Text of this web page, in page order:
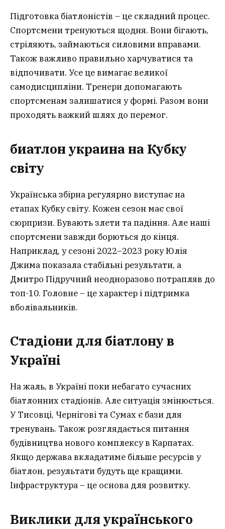
Підготовка біатлоністів – це складний процес.
Спортсмени тренуються щодня. Вони бігають,
стріляють, займаються силовими вправами.
Також важливо правильно харчуватися та
відпочивати. Усе це вимагає великої
самодисципліни. Тренери допомагають
спортсменам залишатися у формі. Разом вони
проходять важкий шлях до перемог.
биатлон украина на Кубку
світу
Українська збірна регулярно виступає на
етапах Кубку світу. Кожен сезон має свої
сюрпризи. Бувають злети та падіння. Але наші
спортсмени завжди борються до кінця.
Наприклад, у сезоні 2022–2023 року Юлія
Джима показала стабільні результати, а
Дмитро Підручний неодноразово потрапляв до
топ-10. Головне – це характер і підтримка
вболівальників.
Стадіони для біатлону в
Україні
На жаль, в Україні поки небагато сучасних
біатлонних стадіонів. Але ситуація змінюється.
У Тисовці, Чернігові та Сумах є бази для
тренувань. Також розглядається питання
будівництва нового комплексу в Карпатах.
Якщо держава вкладатиме більше ресурсів у
біатлон, результати будуть ще кращими.
Інфраструктура – це основа для розвитку.
Виклики для українського